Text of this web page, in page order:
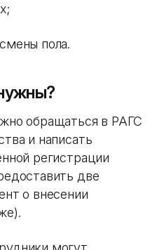
пола.
обращаться в РАГС
и написать
регистрации
две
о внесении